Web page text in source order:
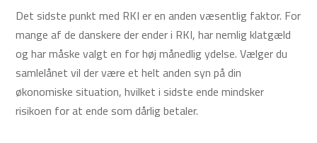
Det sidste punkt med RKI er en anden væsentlig faktor. For
mange af de danskere der ender i RKI, har nemlig klatgæld
og har måske valgt en for høj månedlig ydelse. Vælger du
samlelånet vil der være et helt anden syn på din
økonomiske situation, hvilket i sidste ende mindsker
risikoen for at ende som dårlig betaler.